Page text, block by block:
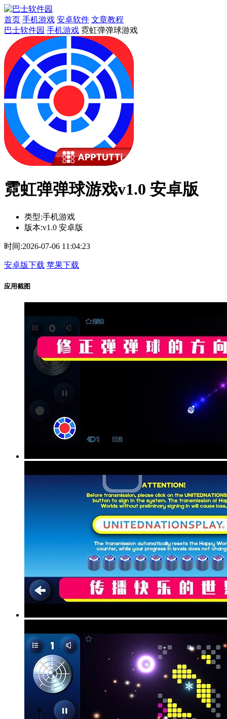
首页 手机游戏 安卓软件 文章教程
巴士软件园 手机游戏 霓虹弹弹球游戏
霓虹弹弹球游戏v1.0 安卓版
类型:手机游戏
版本:v1.0 安卓版
时间:2026-07-06 11:04:23
安卓版下载 苹果下载
应用截图